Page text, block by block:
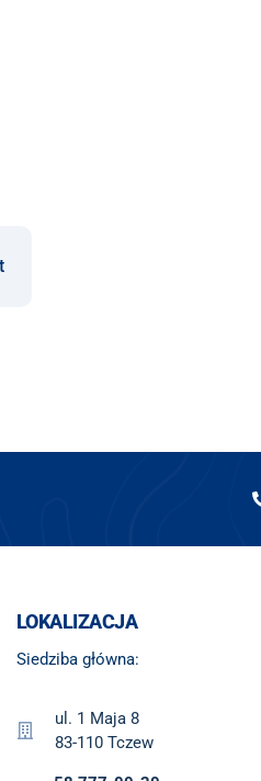
LOKALIZACJA
Siedziba główna:
ul. 1 Maja 8
83-110 Tczew